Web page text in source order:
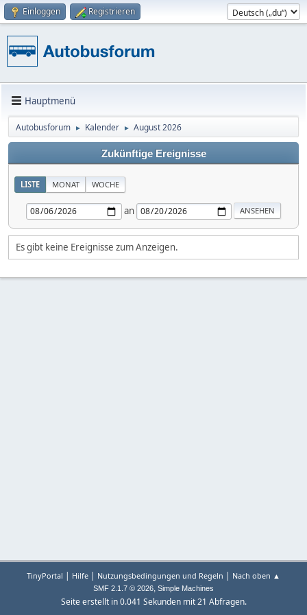
Einloggen Registrieren
Hauptmenü
Autobusforum ► Kalender ► August 2026
Zukünftige Ereignisse
LISTE MONAT WOCHE
an
Es gibt keine Ereignisse zum Anzeigen.
TinyPortal | Hilfe | Nutzungsbedingungen und Regeln | Nach oben ▲
SMF 2.1.7 © 2026, Simple Machines
Seite erstellt in 0.041 Sekunden mit 21 Abfragen.